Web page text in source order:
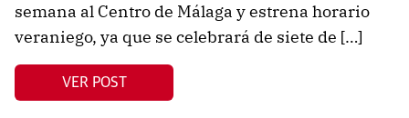
semana al Centro de Málaga y estrena horario
veraniego, ya que se celebrará de siete de […]
VER POST